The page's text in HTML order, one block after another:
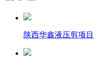
陕西华鑫液压剪项目